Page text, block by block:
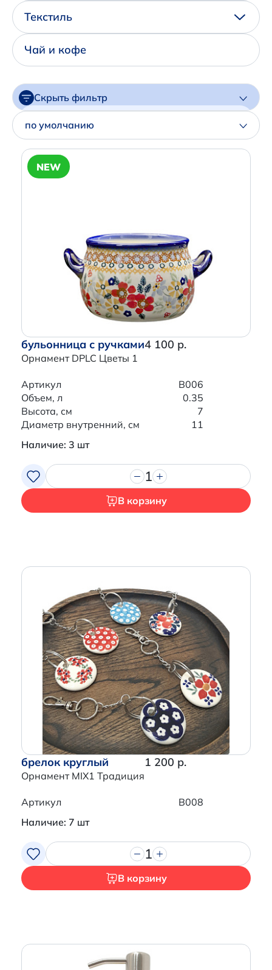
Написать нам в Телеграм
+7 (925) 294-91-85
,
+7 (926) 702-09-76
Текстиль
Чай и кофе
Скрыть фильтр
Артикул
Производитель
по умолчанию
NEW
бульонница с ручками
Орнамент DPLC Цветы 1
4 100 р.
Артикул
B006
Объем, л
0.35
Высота, см
7
Диаметр внутренний, см
11
Наличие: 3 шт
1
В корзину
брелок круглый
Орнамент MIX1 Традиция
1 200 р.
Артикул
B008
Наличие: 7 шт
1
В корзину